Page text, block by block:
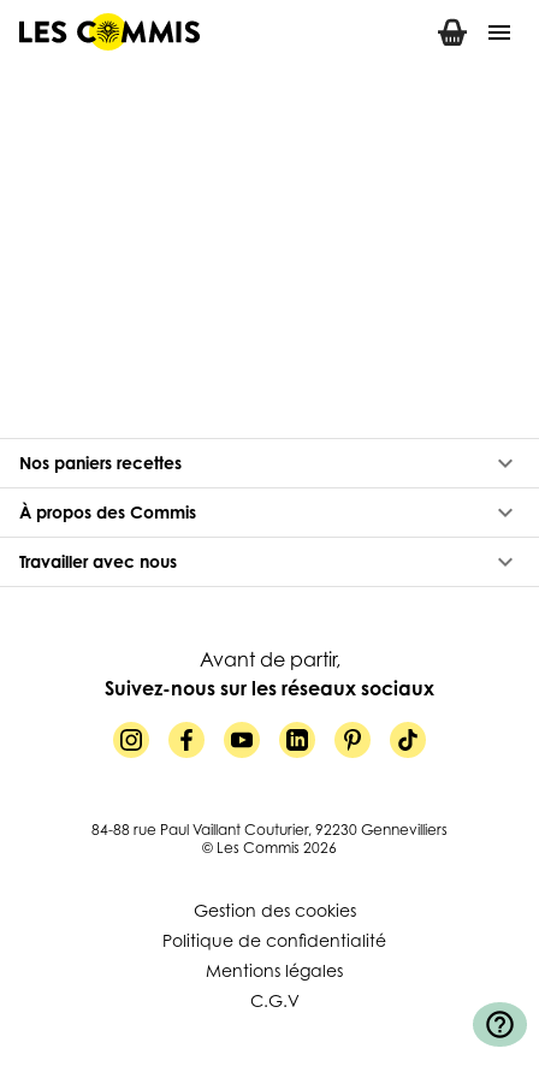
menu
Nos paniers recettes keyboard_arrow_down
À propos des Commis keyboard_arrow_down
Travailler avec nous keyboard_arrow_down
Avant de partir,
Suivez-nous sur les réseaux sociaux
84-88 rue Paul Vaillant Couturier, 92230 Gennevilliers
© Les Commis 2026
Gestion des cookies
Politique de confidentialité
Mentions légales
C.G.V
help_outline